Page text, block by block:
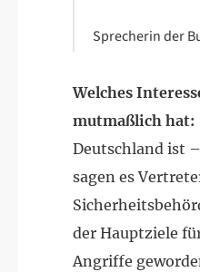
Sprecherin der
Welches
mutmaßlich hat:
Deutschland ist
sagen es
der Hauptziele
Angriffe